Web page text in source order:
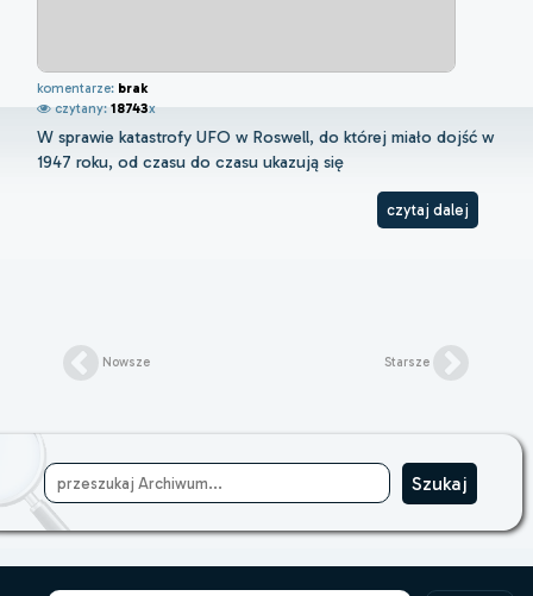
komentarze: brak
czytany: 18743x
W sprawie katastrofy UFO w Roswell, do której miało dojść w
1947 roku, od czasu do czasu ukazują się
czytaj dalej
Nowsze Starsze